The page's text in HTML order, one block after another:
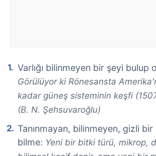
Varlığı bilinmeyen bir şeyi bulup
Görülüyor ki Rönesansta
kadar güneş sisteminin keşfi
(B. N. Şehsuvaroğlu)
Tanınmayan, bilinmeyen, gizli bir
bilme: Yeni bir bitki türü, mikrop,